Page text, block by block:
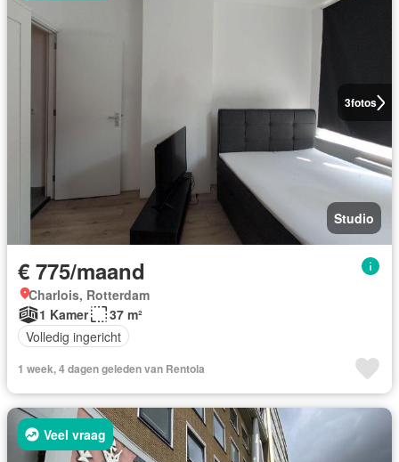
3fotos
Studio
€ 775/maand
Charlois, Rotterdam
1 Kamer
37 m²
Volledig ingericht
1 week, 4 dagen geleden van Rentola
Veel vraag